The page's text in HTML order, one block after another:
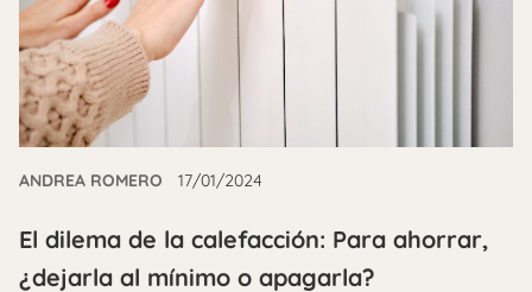
ANDREA ROMERO 17/01/2024
El dilema de la calefacción: Para ahorrar,
¿dejarla al mínimo o apagarla?